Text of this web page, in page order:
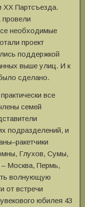
XX Партсъезда.
провели
необходимые
проект
поддержкой
выше улиц. И к
сделано.
все
семей
подразделений, и
Глухов, Сумы,
– Москва, Пермь,
волнующую
от встречи
юбилея 43